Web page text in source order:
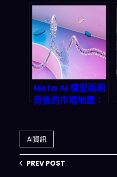
深度拆解：強化學
習如何重塑 2026
投資邏輯
Meta AI 模型延期
背後的市場地震：
元 AI 空缺？
AI資訊
PREV POST